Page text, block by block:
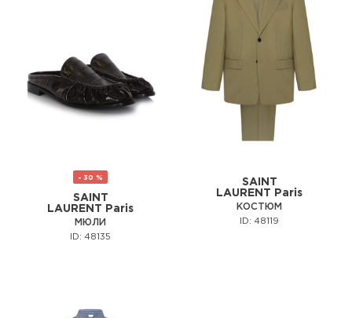
- 30 %
SAINT
LAURENT Paris
МЮЛИ
ID: 48135
SAINT
LAURENT Paris
КОСТЮМ
ID: 48119